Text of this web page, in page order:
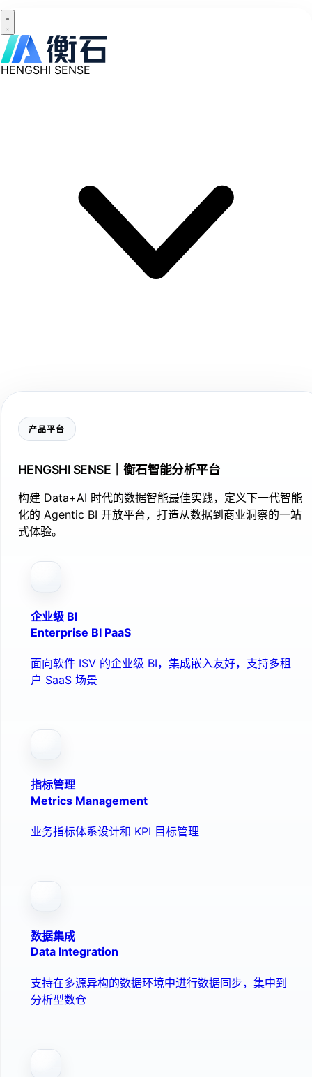
HENGSHI SENSE
产品平台
HENGSHI SENSE｜衡石智能分析平台
构建 Data+AI 时代的数据智能最佳实践，定义下一代智能
化的 Agentic BI 开放平台，打造从数据到商业洞察的一站
式体验。
企业级 BI
Enterprise BI PaaS
面向软件 ISV 的企业级 BI，集成嵌入友好，支持多租
户 SaaS 场景
指标管理
Metrics Management
业务指标体系设计和 KPI 目标管理
数据集成
Data Integration
支持在多源异构的数据环境中进行数据同步，集中到
分析型数仓